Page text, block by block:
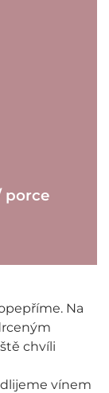
porce
Na
chvíli
vínem